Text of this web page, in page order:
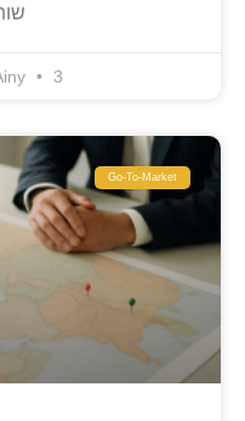
3 ביולי 2026
Go-To-Market